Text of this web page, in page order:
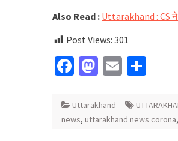
Also Read : Uttarakhand : CS ने
Post Views: 301
Facebook
Mastodon
Email
Uttarakhand
news, uttarakhand news corona,